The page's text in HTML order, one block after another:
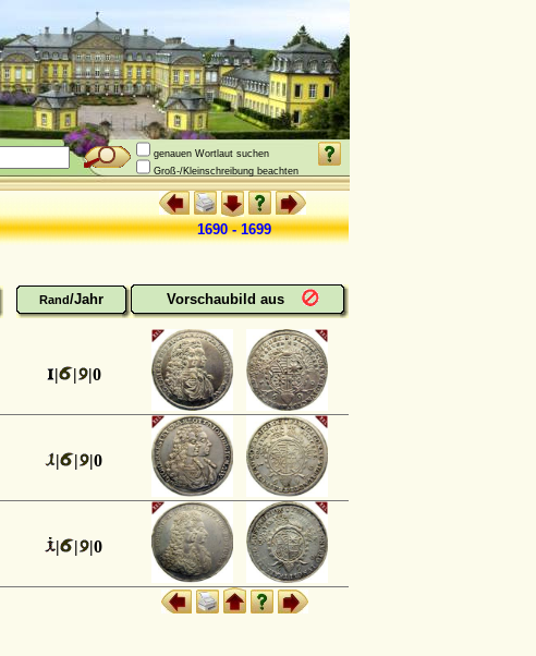
genauen Wortlaut suchen
Groß-/Kleinschreibung beachten
1690 - 1699
Rand/Jahr Vorschaubild aus
|
| |0
| | |0
| | |0